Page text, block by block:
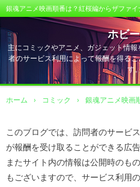
銀魂アニメ映画順番は？紅桜編からザファ
ホビ
主にコミックやアニメ、ガジェット情
者のサービス利用によって報酬を得る
す
ホーム › コミック › 銀魂アニメ映画
このブログでは、訪問者のサービ
が報酬を受け取ることができる広
またサイト内の情報は公開時のも
もございますので、サービス利用